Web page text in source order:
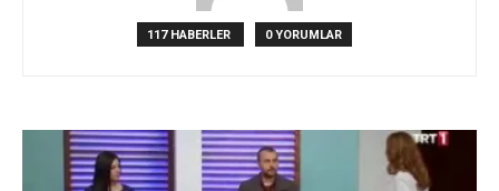
117 HABERLER 0 YORUMLAR